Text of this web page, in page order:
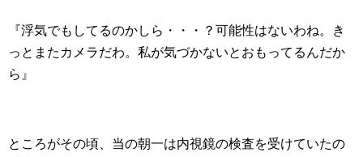
『浮気でもしてるのかしら・・・？可能性はないわね。き
っとまたカメラだわ。私が気づかないとおもってるんだか
ら』
ところがその頃、当の朝一は内視鏡の検査を受けていたの